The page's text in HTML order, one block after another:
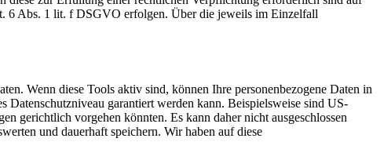
6 Abs. 1 lit. f DSGVO erfolgen. Über die jeweils im Einzelfall
Wenn diese Tools aktiv sind, können Ihre personenbezogene Daten in
Datenschutzniveau garantiert werden kann. Beispielsweise sind US-
gerichtlich vorgehen könnten. Es kann daher nicht ausgeschlossen
und dauerhaft speichern. Wir haben auf diese